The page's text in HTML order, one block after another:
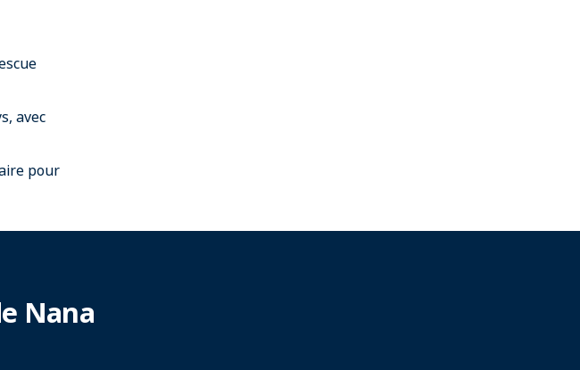
avec
pour
Nana